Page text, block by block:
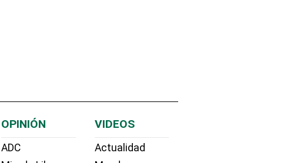
OPINIÓN
ADC
VIDEOS
Actualidad